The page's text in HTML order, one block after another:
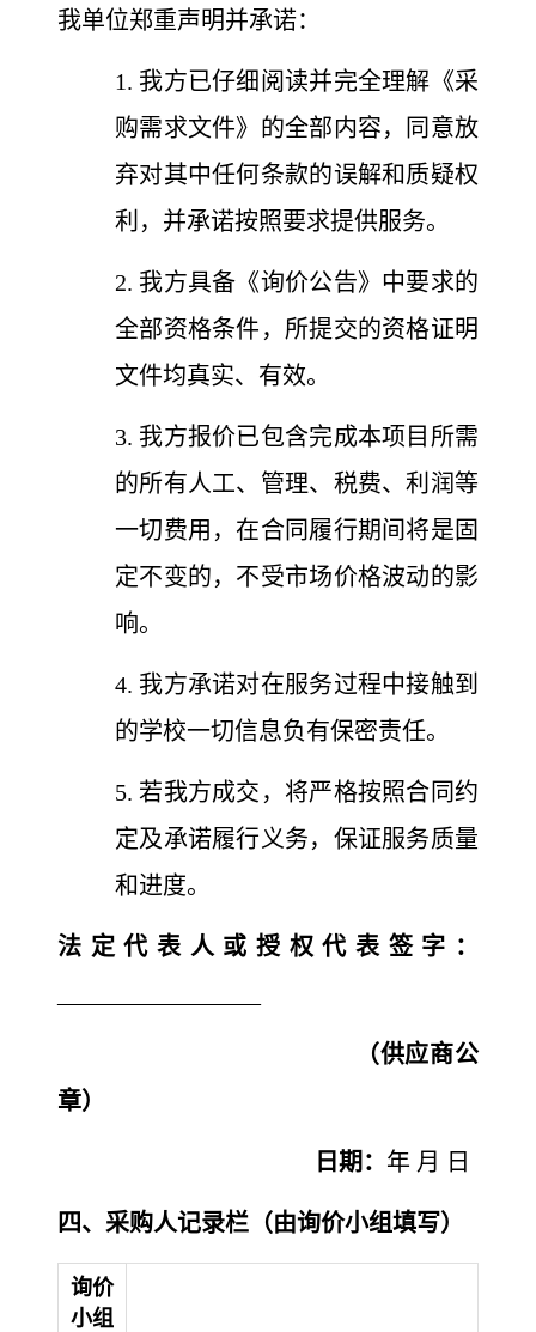
我单位郑重声明并承诺：
1. 我方已仔细阅读并完全理解《采
购需求文件》的全部内容，同意放
弃对其中任何条款的误解和质疑权
利，并承诺按照要求提供服务。
2. 我方具备《询价公告》中要求的
全部资格条件，所提交的资格证明
文件均真实、有效。
3. 我方报价已包含完成本项目所需
的所有人工、管理、税费、利润等
一切费用，在合同履行期间将是固
定不变的，不受市场价格波动的影
响。
4. 我方承诺对在服务过程中接触到
的学校一切信息负有保密责任。
5. 若我方成交，将严格按照合同约
定及承诺履行义务，保证服务质量
和进度。
法定代表人或授权代表签字：
（供应商公
章）
日期： 年 月 日
四、采购人记录栏（由询价小组填写）
询价
小组